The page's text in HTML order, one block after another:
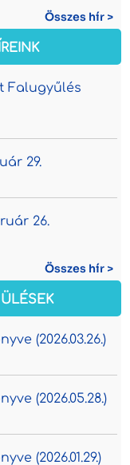
Összes hír >
Falugyűlés
29.
26.
Összes hír >
(2026.03.26.)
(2026.05.28.)
(2026.01.29.)